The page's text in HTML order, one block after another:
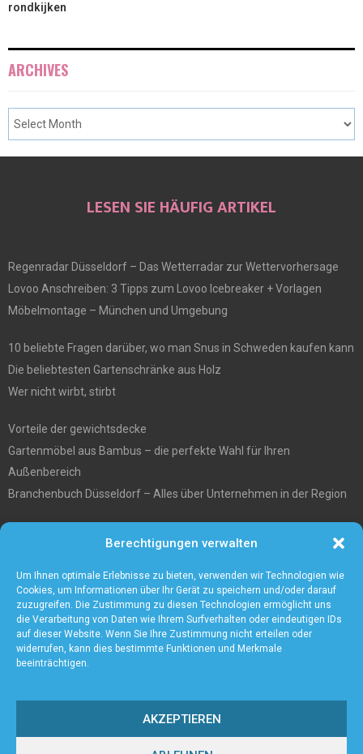
Berechtigungen verwalten
Um Ihnen optimale Erlebnisse zu bieten, verwenden wir Technologien wie
Cookies, um Informationen über Ihr Gerät zu speichern und/oder darauf
zuzugreifen. Die Zustimmung zu diesen Technologien ermöglicht uns
die Verarbeitung von Daten wie Ihrem Surfverhalten oder eindeutigen IDs
auf dieser Website. Wenn Sie Ihre Zustimmung nicht erteilen oder
widerrufen, kann dies bestimmte Funktionen und Merkmale
beeinträchtigen.
AKZEPTIEREN
rondkijken
ARCHIVES
LESEN SIE HÄUFIG ARTIKEL
Regenradar Düsseldorf – Das Wetterradar zur Wettervorhersage
Lovoo Anschreiben: 3 Tipps zum Lovoo Icebreaker + Vorlagen
Möbelmontage – München und Umgebung
10 beliebte Fragen darüber, wo man Snus in Schweden kaufen kann
Die beliebtesten Gartenschränke aus Holz
Wer nicht wirbt, stirbt
Vorteile der gewichtsdecke
Gartenmöbel aus Bambus – die perfekte Wahl für Ihren
Außenbereich
Branchenbuch Düsseldorf – Alles über Unternehmen in der Region
Die beste Akku-Kettensäge im Test
5 Gründe warum Sie sich für eine Zaunanlage entscheiden sollten